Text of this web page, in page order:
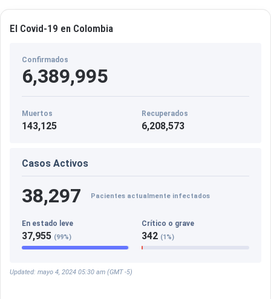
El Covid-19 en Colombia
Confirmados
6,389,995
Muertos
143,125
Recuperados
6,208,573
Casos Activos
38,297 Pacientes actualmente infectados
En estado leve
37,955 (99%)
Crítico o grave
342 (1%)
Updated: mayo 4, 2024 05:30 am (GMT -5)